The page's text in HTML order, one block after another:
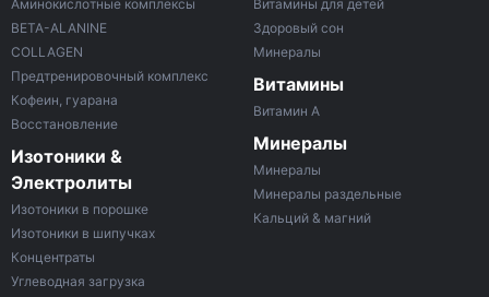
Аминокислотные комплексы
BETA-ALANINE
COLLAGEN
Предтренировочный комплекс
Кофеин, гуарана
Восстановление
Изотоники &
Электролиты
Изотоники в порошке
Изотоники в шипучках
Концентраты
Углеводная загрузка
Витамины для детей
Здоровый сон
Минералы
Витамины
Витамин A
Минералы
Минералы
Минералы раздельные
Кальций & магний